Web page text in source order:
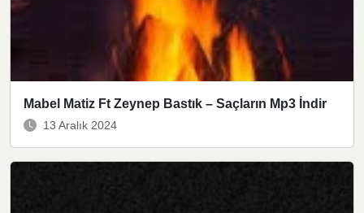
Mabel Matiz Ft Zeynep Bastık – Saçların Mp3 İndir
13 Aralık 2024